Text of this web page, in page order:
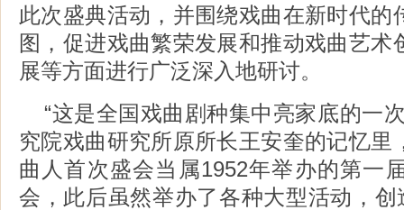
此次盛典活动，并围绕戏曲在新时代的
图，促进戏曲繁荣发展和推动戏曲艺术
展等方面进行广泛深入地研讨。
“这是全国戏曲剧种集中亮家底的一
究院戏曲研究所原所长王安奎的记忆里
曲人首次盛会当属1952年举办的第一
会，此后虽然举办了各种大型活动，创